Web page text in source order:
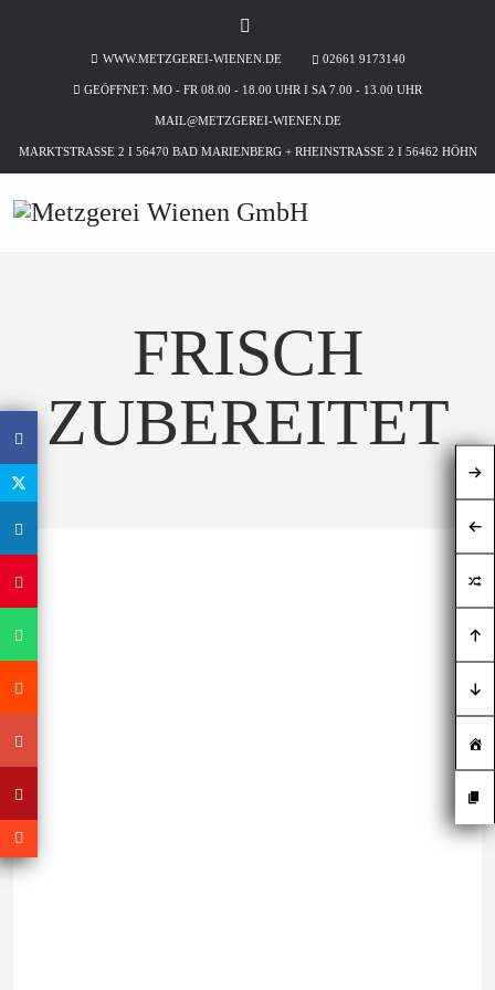
WWW.METZGEREI-WIENEN.DE 02661 9173140
GEÖFFNET: MO - FR 08.00 - 18.00 UHR I SA 7.00 - 13.00 UHR
MAIL@METZGEREI-WIENEN.DE
MARKTSTRASSE 2 I 56470 BAD MARIENBERG + RHEINSTRASSE 2 I 56462 HÖHN
FRISCH
ZUBEREITET